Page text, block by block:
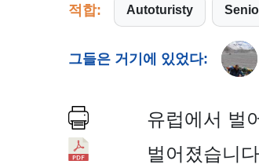
적합: Autoturisty
그들은 거기에 있었다:
유럽에서 벌
벌어졌습니